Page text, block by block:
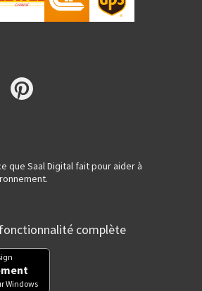
que Saal Digital fait pour aider à
complète
Windows